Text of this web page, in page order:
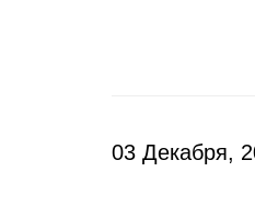
03 Декабря,